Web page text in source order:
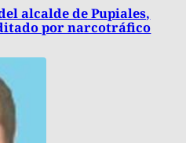
alcalde de Pupiales,
por narcotráfico